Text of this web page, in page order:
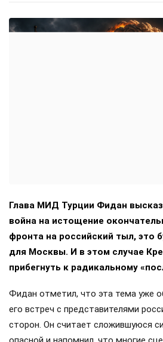
Глава МИД Турции Фидан
война на истощение
фронта на российский тыл, это
для Москвы. И в этом случае
прибегнуть к радикальному
Фидан отметил, что эта тема уже
его встреч с представителями
сторон. Он считает сложившуюся